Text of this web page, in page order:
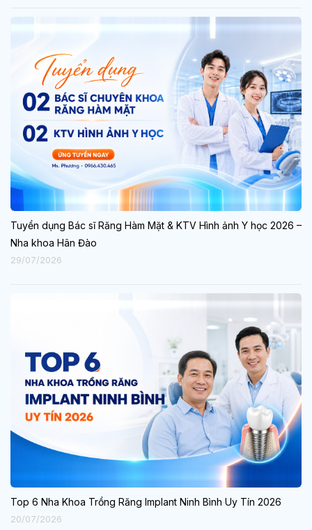
Tuyển dụng Bác sĩ Răng Hàm Mặt & KTV Hình ảnh Y học 2026 –
Nha khoa Hân Đào
29/07/2026
Top 6 Nha Khoa Trồng Răng Implant Ninh Bình Uy Tín 2026
20/07/2026